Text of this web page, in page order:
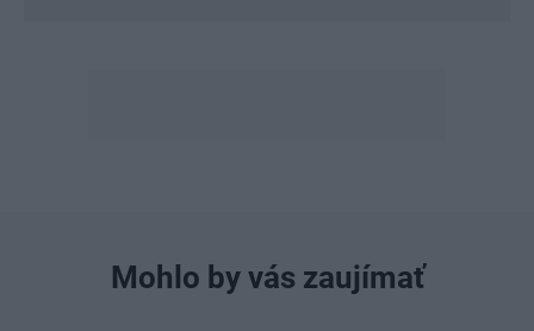
Mohlo by vás zaujímať